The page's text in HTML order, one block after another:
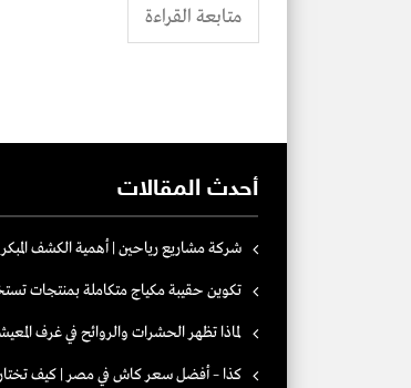
متابعة القراءة
أحدث المقالات
شركة مشاريع رياحين | أهمية الكشف المبكر
تكوين حقيبة مكياج متكاملة بمنتجات
لماذا تظهر الحشرات والروائح في غرف
كذا – أفضل سعر كاش في مصر | كيف تختار